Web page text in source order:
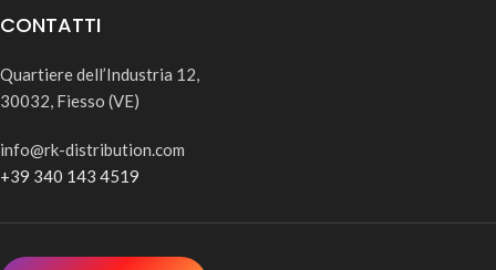
CONTATTI
Quartiere dell’Industria 12,
30032, Fiesso (VE)
info@rk-distribution.com
+39 340 143 4519